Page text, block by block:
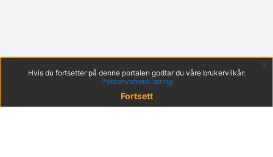
Hvis du fortsetter på denne portalen godtar du våre brukervilkår:
Personvernerklæring
Fortsett
x